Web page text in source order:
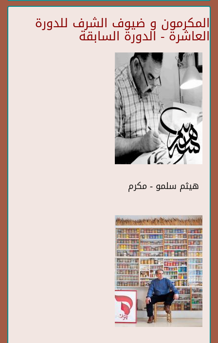
المكرمون و ضيوف الشرف للدورة
العاشرة - الدورة السابقة
هيثم سلمو - مكرم